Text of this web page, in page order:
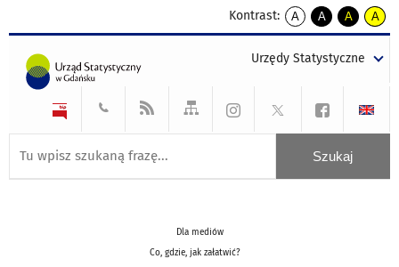
Kontrast:
A
kontrast
A
kontrast
tekst
czarnym
A
kontrast
tekst
czarnym
A
tekst
żółtym
Urzędy Statystyczne
Dla mediów
Co, gdzie, jak załatwić?